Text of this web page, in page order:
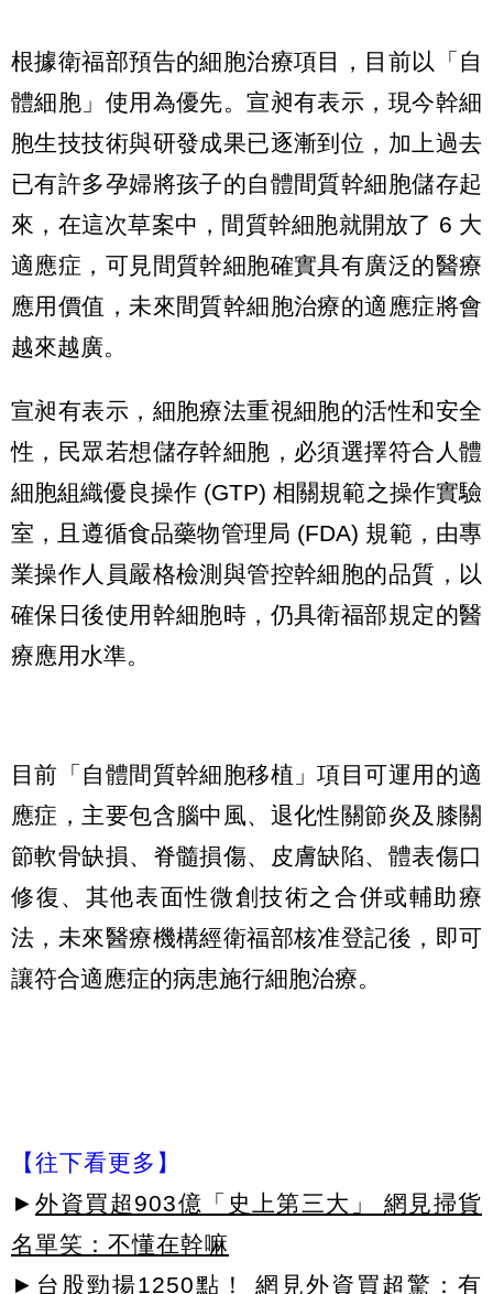
根據衛福部預告的細胞治療項目，目前以「自
體細胞」使用為優先。宣昶有表示，現今幹細
胞生技技術與研發成果已逐漸到位，加上過去
已有許多孕婦將孩子的自體間質幹細胞儲存起
來，在這次草案中，間質幹細胞就開放了 6 大
適應症，可見間質幹細胞確實具有廣泛的醫療
應用價值，未來間質幹細胞治療的適應症將會
越來越廣。
宣昶有表示，細胞療法重視細胞的活性和安全
性，民眾若想儲存幹細胞，必須選擇符合人體
細胞組織優良操作 (GTP) 相關規範之操作實驗
室，且遵循食品藥物管理局 (FDA) 規範，由專
業操作人員嚴格檢測與管控幹細胞的品質，以
確保日後使用幹細胞時，仍具衛福部規定的醫
療應用水準。
目前「自體間質幹細胞移植」項目可運用的適
應症，主要包含腦中風、退化性關節炎及膝關
節軟骨缺損、脊髓損傷、皮膚缺陷、體表傷口
修復、其他表面性微創技術之合併或輔助療
法，未來醫療機構經衛福部核准登記後，即可
讓符合適應症的病患施行細胞治療。
【往下看更多】
► 外資買超903億「史上第三大」 網見掃貨
名單笑：不懂在幹嘛
► 台股勁揚1250點！ 網見外資買超驚：有